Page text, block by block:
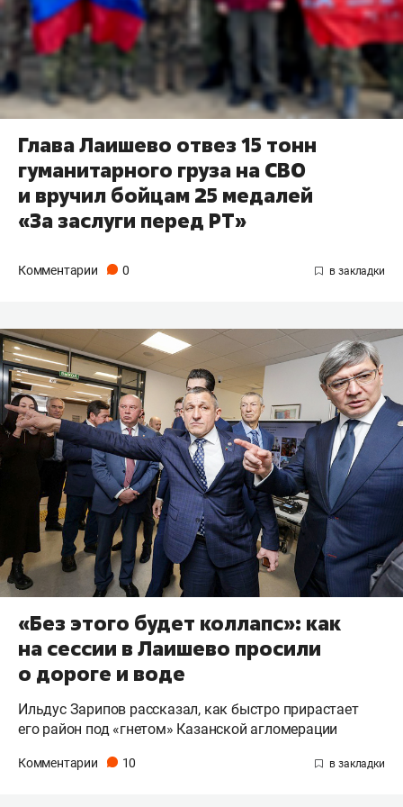
Глава Лаишево отвез 15 тонн
гуманитарного груза на СВО
и вручил бойцам 25 медалей
«За заслуги перед РТ»
Комментарии 0
«Без этого будет коллапс»: как
на сессии в Лаишево просили
о дороге и воде
Ильдус Зарипов рассказал, как быстро прирастает
его район под «гнетом» Казанской агломерации
Комментарии 10